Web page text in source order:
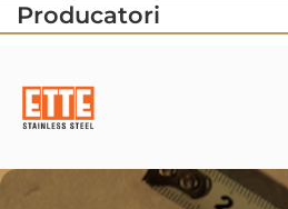
Producatori